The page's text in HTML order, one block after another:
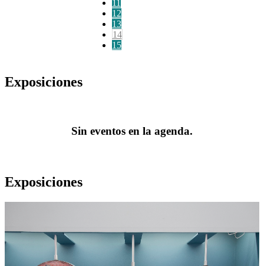
11
12
13
14
15
Exposiciones
Sin eventos en la agenda.
Exposiciones